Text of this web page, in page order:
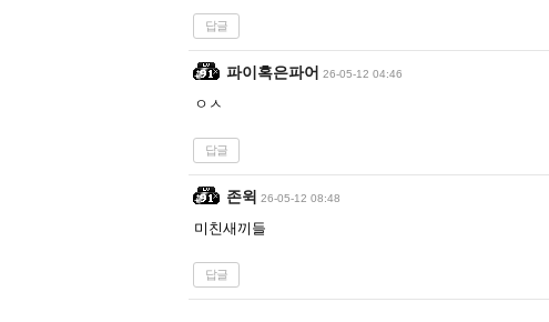
답글
파이혹은파어 26-05-12 04:46
ㅇㅅ
답글
존윅 26-05-12 08:48
미친새끼들
답글